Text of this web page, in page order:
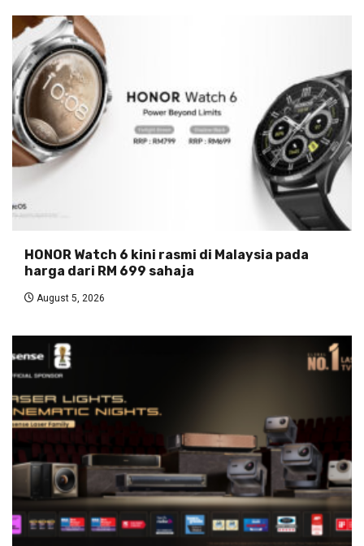
HONOR Watch 6 kini rasmi di Malaysia pada
harga dari RM 699 sahaja
August 5, 2026